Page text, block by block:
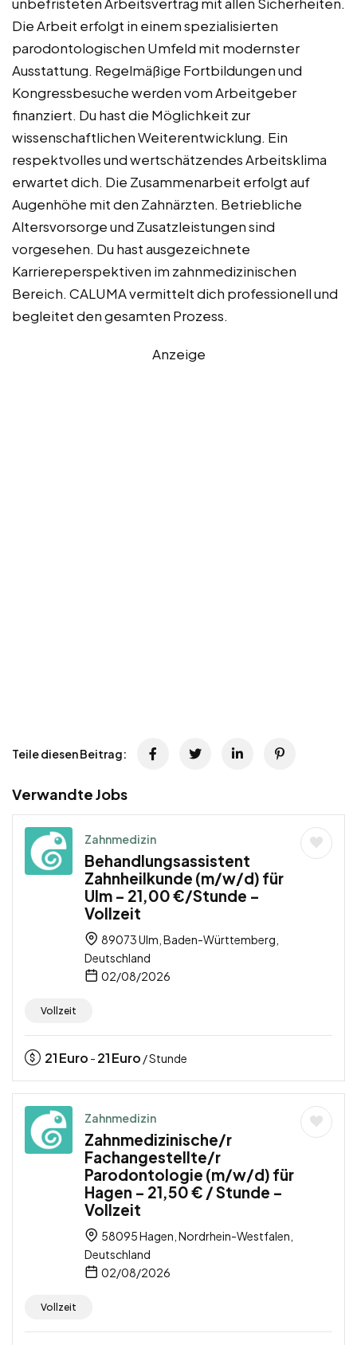
unbefristeten Arbeitsvertrag mit allen Sicherheiten.
Die Arbeit erfolgt in einem spezialisierten
parodontologischen Umfeld mit modernster
Ausstattung. Regelmäßige Fortbildungen und
Kongressbesuche werden vom Arbeitgeber
finanziert. Du hast die Möglichkeit zur
wissenschaftlichen Weiterentwicklung. Ein
respektvolles und wertschätzendes Arbeitsklima
erwartet dich. Die Zusammenarbeit erfolgt auf
Augenhöhe mit den Zahnärzten. Betriebliche
Altersvorsorge und Zusatzleistungen sind
vorgesehen. Du hast ausgezeichnete
Karriereperspektiven im zahnmedizinischen
Bereich. CALUMA vermittelt dich professionell und
begleitet den gesamten Prozess.
Anzeige
Teile diesen Beitrag:
Verwandte Jobs
Zahnmedizin
Behandlungsassistent
Zahnheilkunde (m/w/d) für
Ulm – 21,00 €/Stunde –
Vollzeit
89073 Ulm, Baden-Württemberg,
Deutschland
02/08/2026
Vollzeit
21Euro - 21Euro / Stunde
Zahnmedizin
Zahnmedizinische/r
Fachangestellte/r
Parodontologie (m/w/d) für
Hagen – 21,50 € / Stunde –
Vollzeit
58095 Hagen, Nordrhein-Westfalen,
Deutschland
02/08/2026
Vollzeit